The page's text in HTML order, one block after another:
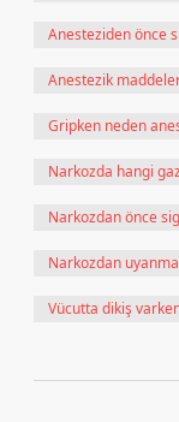
Anesteziden önce
Anestezik
Gripken neden
Narkozda hangi
Narkozdan önce
Narkozdan
Vücutta dikiş